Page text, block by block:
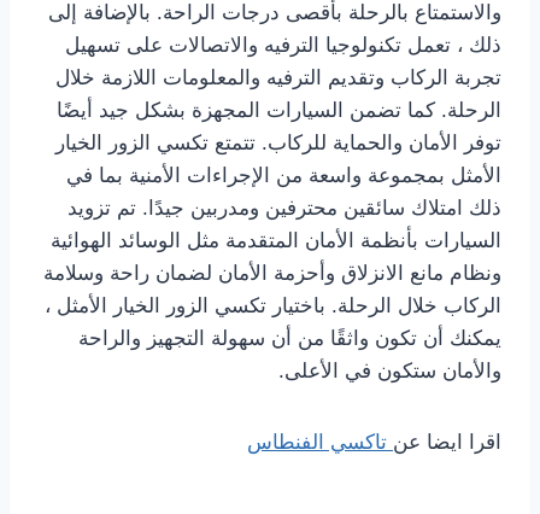
والاستمتاع بالرحلة بأقصى درجات الراحة. بالإضافة إلى
ذلك ، تعمل تكنولوجيا الترفيه والاتصالات على تسهيل
تجربة الركاب وتقديم الترفيه والمعلومات اللازمة خلال
الرحلة. كما تضمن السيارات المجهزة بشكل جيد أيضًا
توفر الأمان والحماية للركاب. تتمتع تكسي الزور الخيار
الأمثل بمجموعة واسعة من الإجراءات الأمنية بما في
ذلك امتلاك سائقين محترفين ومدربين جيدًا. تم تزويد
السيارات بأنظمة الأمان المتقدمة مثل الوسائد الهوائية
ونظام مانع الانزلاق وأحزمة الأمان لضمان راحة وسلامة
الركاب خلال الرحلة. باختيار تكسي الزور الخيار الأمثل ،
يمكنك أن تكون واثقًا من أن سهولة التجهيز والراحة
والأمان ستكون في الأعلى.
اقرا ايضا عن تاكسي الفنطاس